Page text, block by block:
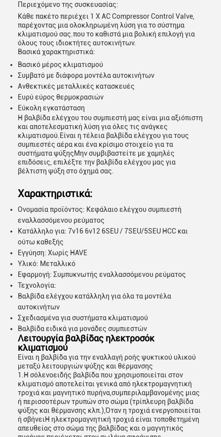
Περιεχόμενο της συσκευασίας:
Κάθε πακέτο περιέχει 1 X AC Compressor Control Valve,
παρέχοντας μια ολοκληρωμένη λύση για το σύστημα
κλιματισμού σας.που το καθιστά μια βολική επιλογή για
όλους τους ιδιοκτήτες αυτοκινήτων.
Βασικά χαρακτηριστικά:
Βασικό μέρος κλιματισμού
Συμβατό με διάφορα μοντέλα αυτοκινήτων
Ανθεκτικές μεταλλικές κατασκευές
Ευρύ εύρος θερμοκρασιών
Εύκολη εγκατάσταση
Η βαλβίδα ελέγχου του συμπιεστή μας είναι μια αξιόπιστη
και αποτελεσματική λύση για όλες τις ανάγκες
κλιματισμού.Είναι η τέλεια βαλβίδα ελέγχου για τους
συμπιεστές αέρα και ένα κρίσιμο στοιχείο για τα
συστήματα ψύξηςΜην συμβιβαστείτε με χαμηλές
επιδόσεις, επιλέξτε την βαλβίδα ελέγχου μας για
βέλτιστη ψύξη στο όχημά σας.
Χαρακτηριστικά:
Ονομασία προϊόντος: Κεφάλαιο ελέγχου συμπιεστή
εναλλασσόμενου ρεύματος
Κατάλληλο για: 7v16 6v12 6SEU / 7SEU/5SEU HCC και
ούτω καθεξής
Εγγύηση: Χωρίς HAVE
Υλικό: Μεταλλικό
Εφαρμογή: Συμπυκνωτής εναλλασσόμενου ρεύματος
Τεχνολογία:
Βαλβίδα ελέγχου κατάλληλη για όλα τα μοντέλα
αυτοκινήτων
Σχεδιασμένα για συστήματα κλιματισμού
Βαλβίδα ειδικά για μονάδες συμπιεστών
Λειτουργία βαλβίδας ηλεκτροσόκ
κλιματισμού
Είναι η βαλβίδα για την εναλλαγή ροής ψυκτικού υλικού
μεταξύ λειτουργιών ψύξης και θέρμανσης
1.Η σόλενοειδής βαλβίδα που χρησιμοποιείται στον
κλιματισμό αποτελείται γενικά από ηλεκτρομαγνητική
τροχιά και μαγνητικό πυρήνα,συμπεριλαμβανομένης μιας
ή περισσοτέρων τρυπών στο σώμα (τρίπλευρη βαλβίδα
ψύξης και θέρμανσης κλπ.),Όταν η τροχιά ενεργοποιείται
ή σβήνειΗ ηλεκτρομαγνητική τροχιά είναι τοποθετημένη
απευθείας στο σώμα της βαλβίδας και ο μαγνητικός